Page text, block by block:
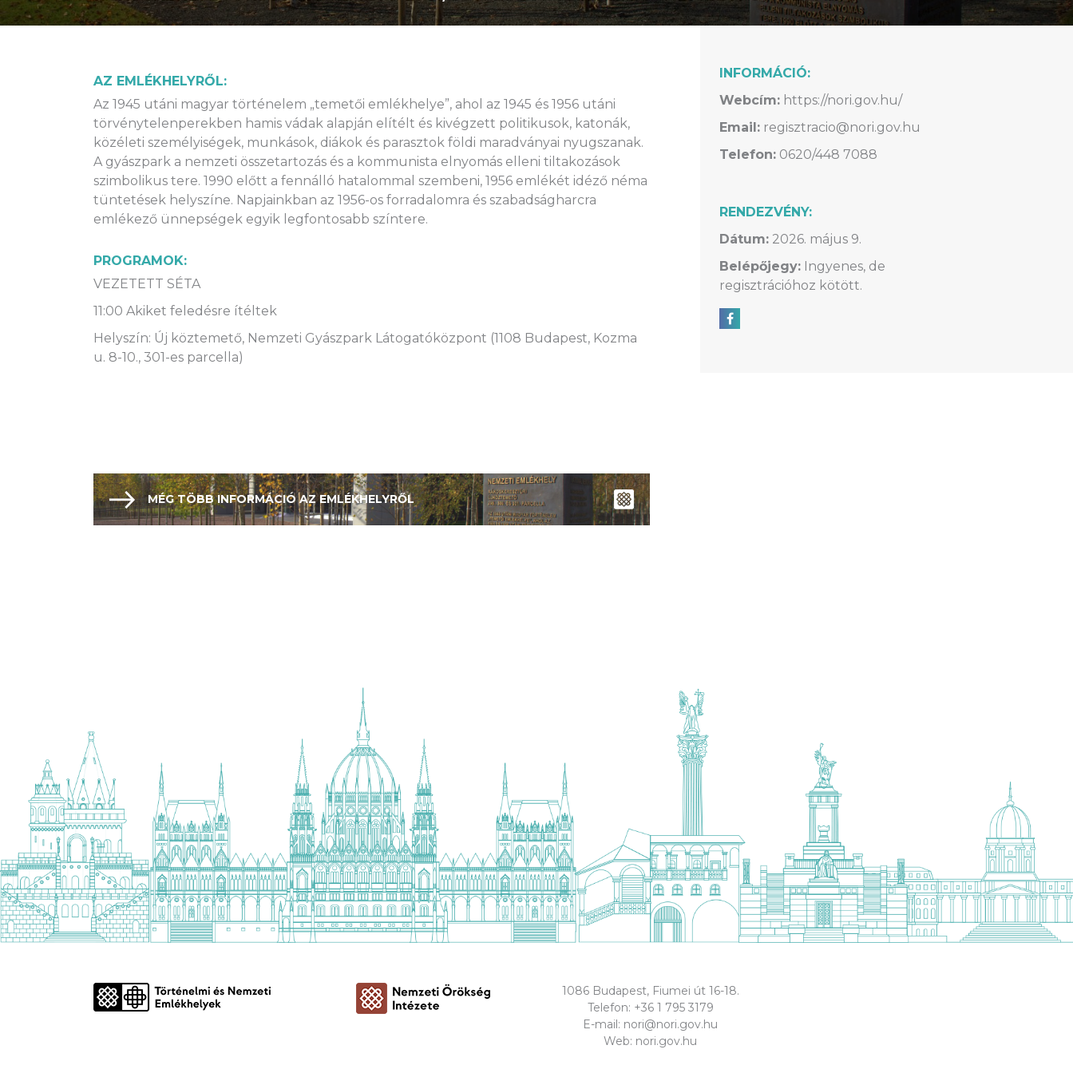
AZ EMLÉKHELYRŐL:
Az 1945 utáni magyar történelem „temetői emlékhelye”, ahol az 1945 és 1956 utáni
törvénytelenperekben hamis vádak alapján elítélt és kivégzett politikusok, katonák,
közéleti személyiségek, munkások, diákok és parasztok földi maradványai nyugszanak.
A gyászpark a nemzeti összetartozás és a kommunista elnyomás elleni tiltakozások
szimbolikus tere. 1990 előtt a fennálló hatalommal szembeni, 1956 emlékét idéző néma
tüntetések helyszíne. Napjainkban az 1956-os forradalomra és szabadságharcra
emlékező ünnepségek egyik legfontosabb színtere.
PROGRAMOK:
VEZETETT SÉTA
11:00 Akiket feledésre ítéltek
Helyszín: Új köztemető, Nemzeti Gyászpark Látogatóközpont (1108 Budapest, Kozma
u. 8-10., 301-es parcella)
MÉG TÖBB INFORMÁCIÓ AZ EMLÉKHELYRŐL
INFORMÁCIÓ:
Webcím: https://nori.gov.hu/
Email: regisztracio@nori.gov.hu
Telefon: 0620/448 7088
RENDEZVÉNY:
Dátum: 2026. május 9.
Belépőjegy: Ingyenes, de
regisztrációhoz kötött.
Megosztás Facebookon
1086 Budapest, Fiumei út 16-18.
Telefon: +36 1 795 3179
E-mail: nori@nori.gov.hu
Web: nori.gov.hu